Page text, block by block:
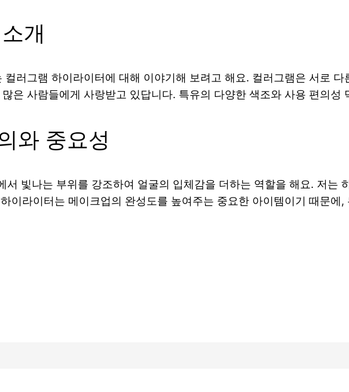
개
러그램 하이라이터에 대해 이야기해 보려고 해요. 컬러그램은 서로
은 사람들에게 사랑받고 있답니다. 특유의 다양한 색조와 사용 편의성
와 중요성
서 빛나는 부위를 강조하여 얼굴의 입체감을 더하는 역할을 해요. 저는
이라이터는 메이크업의 완성도를 높여주는 중요한 아이템이기 때문에